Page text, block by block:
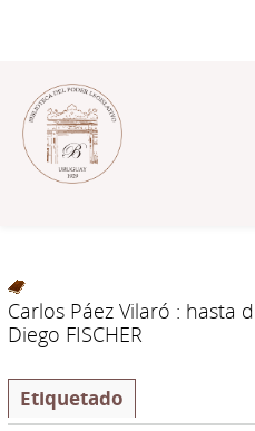
Carlos Páez Vilaró : hasta
Diego FISCHER
Etiquetado